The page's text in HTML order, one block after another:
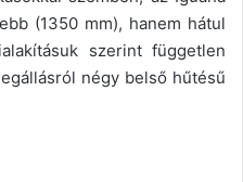
(1350 mm), hanem hátul
szerint független
négy belső hűtésű